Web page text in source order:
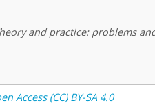
and practice: problems
Access (CC) BY-SA 4.0